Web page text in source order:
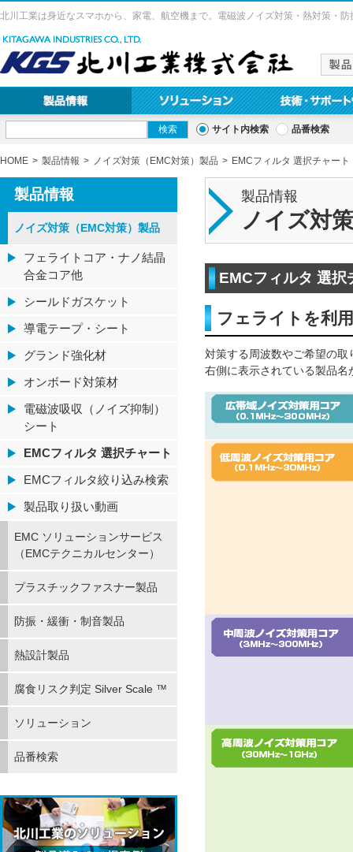
北川工業は身近なスマホから、家電、航空機まで。電磁波ノイズ対策・熱対策・
サイト内検索 品番検索
HOME 製品情報 ノイズ対策（EMC対策）製品 EMCフィルタ 選択チャート
製品情報
ノイズ対
EMCフィルタ 選択
フェライトを利
対策する周波数やご希望の
右側に表示されている製品
製品情報
ノイズ対策（EMC対策）製品
フェライトコア・ナノ結晶
合金コア他
シールドガスケット
導電テープ・シート
グランド強化材
オンボード対策材
電磁波吸収（ノイズ抑制）
シート
EMCフィルタ 選択チャート
EMCフィルタ絞り込み検索
製品取り扱い動画
EMC ソリューションサービス
（EMCテクニカルセンター）
プラスチックファスナー製品
防振・緩衝・制音製品
熱設計製品
腐食リスク判定 Silver Scale ™
ソリューション
品番検索